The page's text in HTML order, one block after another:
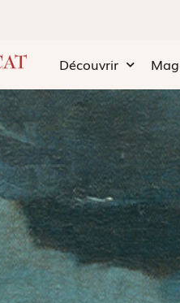
Découvrir